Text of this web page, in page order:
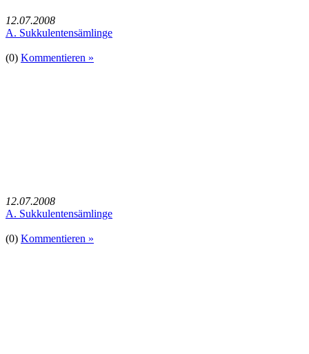
12.07.2008
A. Sukkulentensämlinge
(0) Kommentieren »
12.07.2008
A. Sukkulentensämlinge
(0) Kommentieren »